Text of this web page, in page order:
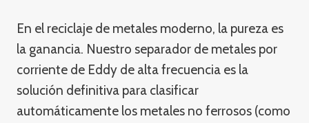
En el reciclaje de metales moderno, la pureza es
la ganancia. Nuestro separador de metales por
corriente de Eddy de alta frecuencia es la
solución definitiva para clasificar
automáticamente los metales no ferrosos (como